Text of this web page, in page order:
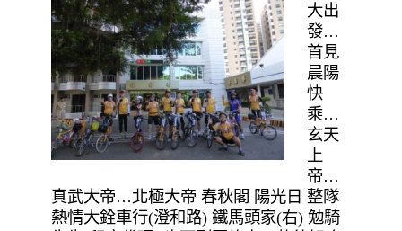
大出
發…
首見
晨陽
快
乘…
玄天
上
帝…
真武大帝…北極大帝 春秋閣 陽光日 整隊
熱情大銓車行(澄和路) 鐵馬頭家(右) 勉騎